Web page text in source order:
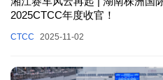
2025CTCC年度收官！
CTCC 2025-11-02